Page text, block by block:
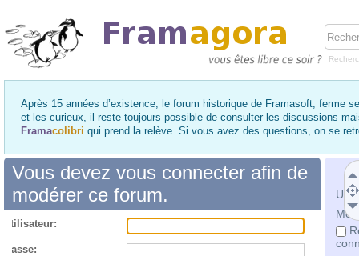
Après 15 années d’existence, le forum historique de Framasoft, ferme
et les curieux, il reste toujours possible de consulter les discussions
Framacolibri qui prend la relève. Si vous avez des questions, on se
Mot
Vous devez vous connecter afin de
modérer ce forum.
passe: